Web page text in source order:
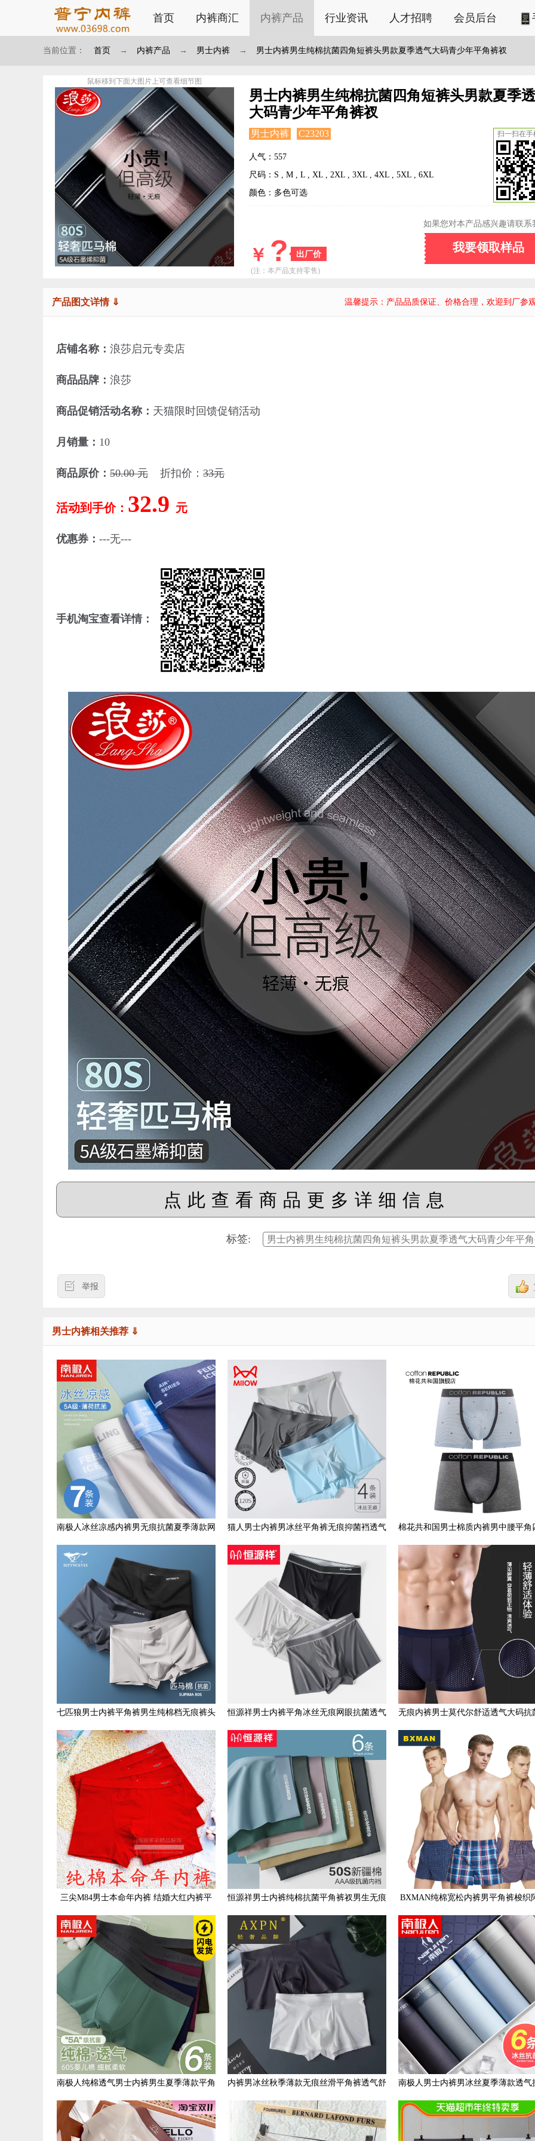
首页 内裤商汇 内裤产品 行业资讯 人才招聘 会员后台
当前位置： 首页 → 内裤产品 → 男士内裤 → 男士内裤男生纯棉抗菌四角短裤头男款夏季透气大码青少年平角裤衩
鼠标移到下面大图片上可查看细节图
男士内裤男生纯棉抗菌四角短裤头男款夏季
大码青少年平角裤衩
男士内裤 C23203
人气：557
尺码：S , M , L , XL , 2XL , 3XL , 4XL , 5XL , 6XL
颜色：多色可选
出厂价
￥ ?
如果您对本产品感兴趣请联系
我要领取样品
扫一扫在手
(注：本产品支持零售)
产品图文详情 ⇓ 温馨提示：产品品质保证、价格合理，欢迎到厂参
店铺名称： 浪莎启元专卖店
商品品牌： 浪莎
商品促销活动名称： 天猫限时回馈促销活动
月销量： 10
商品原价： 50.00 元 折扣价： 33元
活动到手价： 32.9 元
优惠券： ---无---
手机淘宝查看详情：
点此查看商品更多详细信息
标签: 男士内裤男生纯棉抗菌四角短裤头男款夏季透气大码青少年平
举报
男士内裤相关推荐 ⇓
南极人冰丝凉感内裤男无痕抗菌夏季薄款网
孔透气平角新款四角裤头
猫人男士内裤男冰丝平角裤无痕抑菌裆透气
男生大码薄款四角短裤衩
棉花共和国男士棉质内裤男中腰平角
感青年学生四角裤2条装
七匹狼男士内裤平角裤男生纯棉档无痕裤头
男款高档抗菌四角短裤衩
恒源祥男士内裤平角冰丝无痕网眼抗菌透气
四角短裤男生纯棉裆大码
无痕内裤男士莫代尔舒适透气大码抗
裆男生平角内裤四角短裤
三尖M84男士本命年内裤 结婚大红内裤平
角纯棉大码加肥加大短裤
恒源祥男士内裤纯棉抗菌平角裤衩男生无痕
大码宽松透气四角短裤头
BXMAN纯棉宽松内裤男平角裤梭织
夏季短睡裤中腰加大码
南极人纯棉透气男士内裤男生夏季薄款平角
裤衩抗菌大码四角底裤头
内裤男冰丝秋季薄款无痕丝滑平角裤透气舒
适大码男士衩裤头jh0801
南极人男士内裤男冰丝夏季薄款透气
角裤运动大码四角底裤头